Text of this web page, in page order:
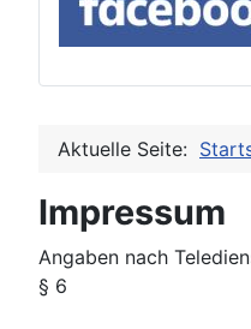
Aktuelle Seite:
Impressum
Angaben nach
§ 6